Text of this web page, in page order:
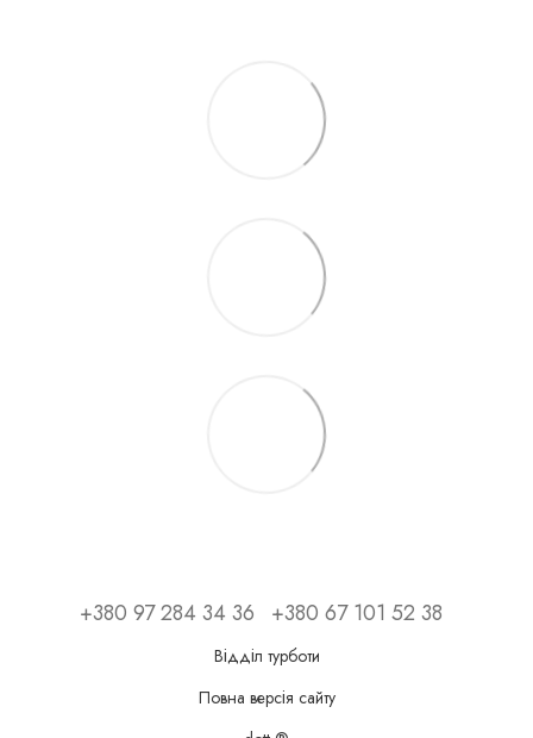
+380 97 284 34 36 +380 67 101 52 38
Відділ турботи
Повна версія сайту